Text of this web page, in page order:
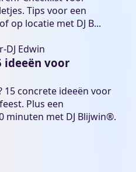
Tips voor een
op locatie met DJ B...
DJ Edwin
ideeën voor
15 concrete ideeën voor
Plus een
minuten met DJ Blijwin®.